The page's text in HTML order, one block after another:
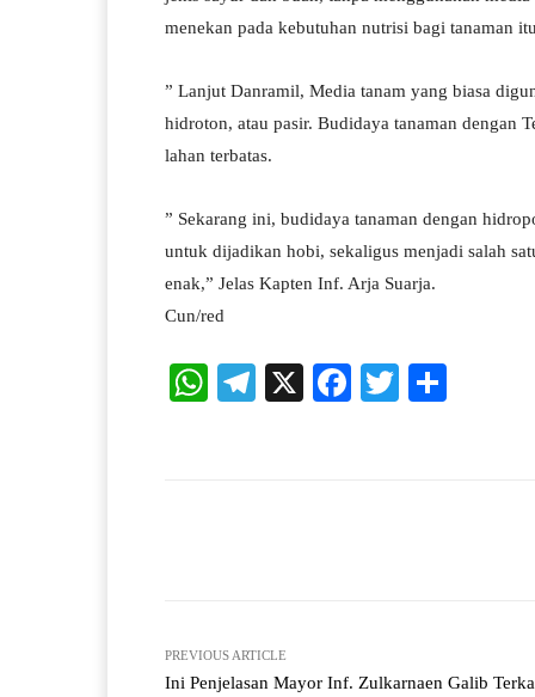
menekan pada kebutuhan nutrisi bagi tanaman
” Lanjut Danramil, Media tanam yang biasa
hidroton, atau pasir. Budidaya tanaman dengan
lahan terbatas.
” Sekarang ini, budidaya tanaman dengan
untuk dijadikan hobi, sekaligus menjadi salah
enak,” Jelas Kapten Inf. Arja Suarja.
Cun/red
W
Te X
Fa
T
PREVIOUS ARTICLE
Ini Penjelasan Mayor Inf. Zulkarnaen Galib